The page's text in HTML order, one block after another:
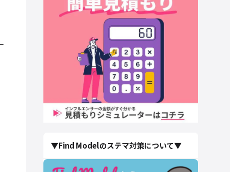
▼Find Modelのステマ対策について▼